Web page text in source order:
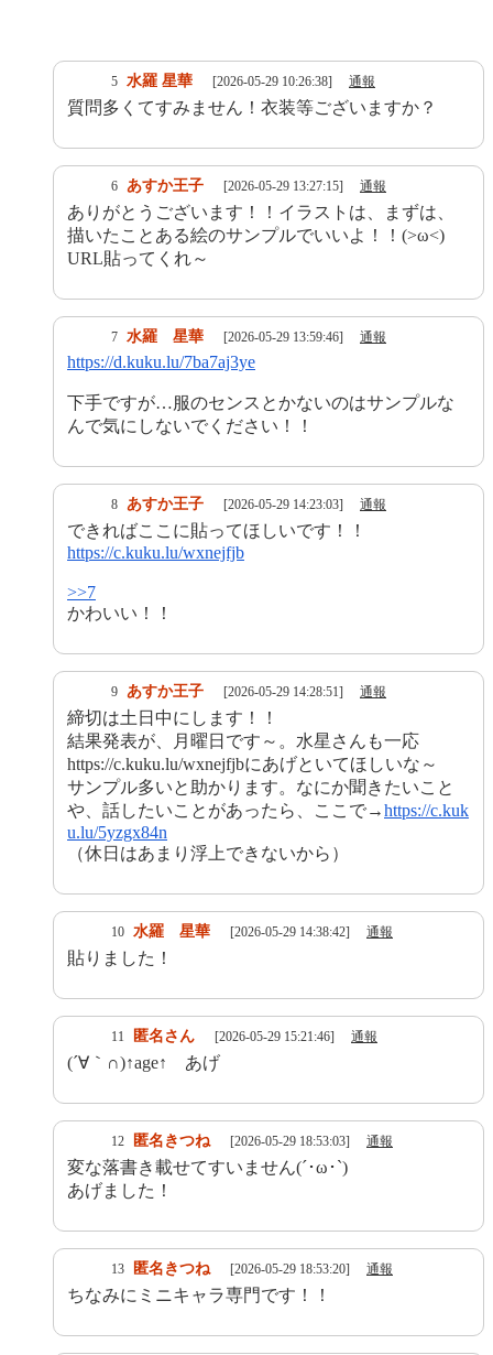
5 水羅 星華 [2026-05-29 10:26:38] 通報
質問多くてすみません！衣装等ございますか？
6 あすか王子 [2026-05-29 13:27:15] 通報
ありがとうございます！！イラストは、まずは、
描いたことある絵のサンプルでいいよ！！(>ω<)
URL貼ってくれ～
7 水羅 星華 [2026-05-29 13:59:46] 通報
https://d.kuku.lu/7ba7aj3ye
下手ですが…服のセンスとかないのはサンプルな
んで気にしないでください！！
8 あすか王子 [2026-05-29 14:23:03] 通報
できればここに貼ってほしいです！！
https://c.kuku.lu/wxnejfjb
>>7
かわいい！！
9 あすか王子 [2026-05-29 14:28:51] 通報
締切は土日中にします！！
結果発表が、月曜日です～。水星さんも一応
https://c.kuku.lu/wxnejfjbにあげといてほしいな～
サンプル多いと助かります。なにか聞きたいこと
や、話したいことがあったら、ここで→https://c.kuk
u.lu/5yzgx84n
（休日はあまり浮上できないから）
10 水羅 星華 [2026-05-29 14:38:42] 通報
貼りました！
11 匿名さん [2026-05-29 15:21:46] 通報
(´∀｀∩)↑age↑ あげ
12 匿名きつね [2026-05-29 18:53:03] 通報
変な落書き載せてすいません(´･ω･`)
あげました！
13 匿名きつね [2026-05-29 18:53:20] 通報
ちなみにミニキャラ専門です！！